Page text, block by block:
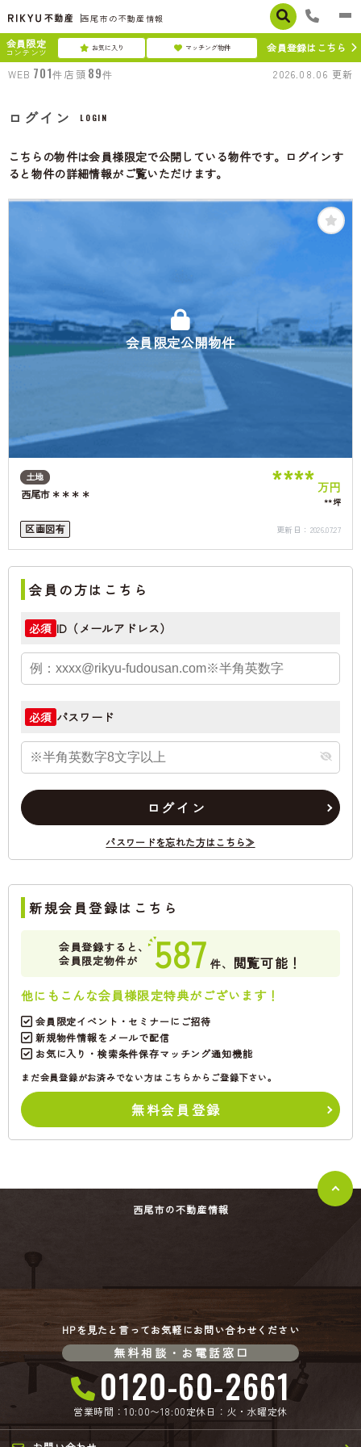
西尾市の不動産情報
会員限定
コンテンツ お気に入り マッチング物件
会員登録はこちら
WEB 701件 店頭 89件 2026.08.06 更新
ログイン LOGIN
こちらの物件は会員様限定で公開している物件です。ログインす
ると物件の詳細情報がご覧いただけます。
会員限定公開物件
土地
西尾市＊＊＊＊ **** 万円
**坪
区画図有 更新日： 2026.07.27
会員の方はこちら
必須 ID（メールアドレス）
必須 パスワード
ログイン
パスワードを忘れた方はこちら≫
新規会員登録はこちら
会員登録すると、
会員限定物件が
587 件、 閲覧可能！
他にもこんな会員様限定特典がございます！
会員限定イベント・セミナーにご招待
新規物件情報をメールで配信
お気に入り・検索条件保存マッチング通知機能
まだ会員登録がお済みでない方はこちらからご登録下さい。
無料会員登録
西尾市の不動産情報
HPを見たと言ってお気軽にお問い合わせください
無料相談・お電話窓口
0120-60-2661
営業時間：10:00〜18:00定休日：火・水曜定休